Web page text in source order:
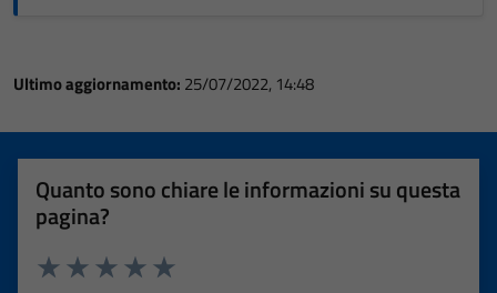
Ultimo aggiornamento: 25/07/2022, 14:48
Quanto sono chiare le informazioni su questa
pagina?